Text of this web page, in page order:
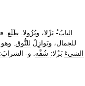
النابُ- بَزْلا، وبُزُولا: طَلَع
للجمال، وبَوازِلُ للنُّوق وهو
الشيءَ بَزْلا: شُقَّه و- الشرابَ: